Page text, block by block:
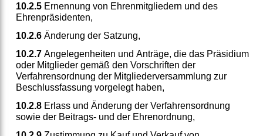
10.2.5Ernennung von Ehrenmitgliedern und des
Ehrenpräsidenten,
10.2.6Änderung der Satzung,
10.2.7Angelegenheiten und Anträge, die das Präsidium
oder Mitglieder gemäß den Vorschriften der
Verfahrensordnung der Mitgliederversammlung zur
Beschlussfassung vorgelegt haben,
10.2.8Erlass und Änderung der Verfahrensordnung
sowie der Beitrags- und der Ehrenordnung,